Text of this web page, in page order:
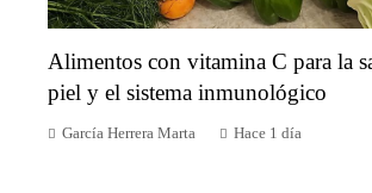
Alimentos con vitamina C para la
piel y el sistema inmunológico
García Herrera Marta Hace 1 día